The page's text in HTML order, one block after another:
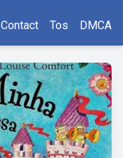
Contact Tos DMCA